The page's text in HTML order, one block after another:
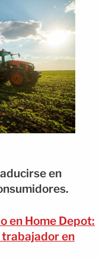
en
en Home Depot:
trabajador en